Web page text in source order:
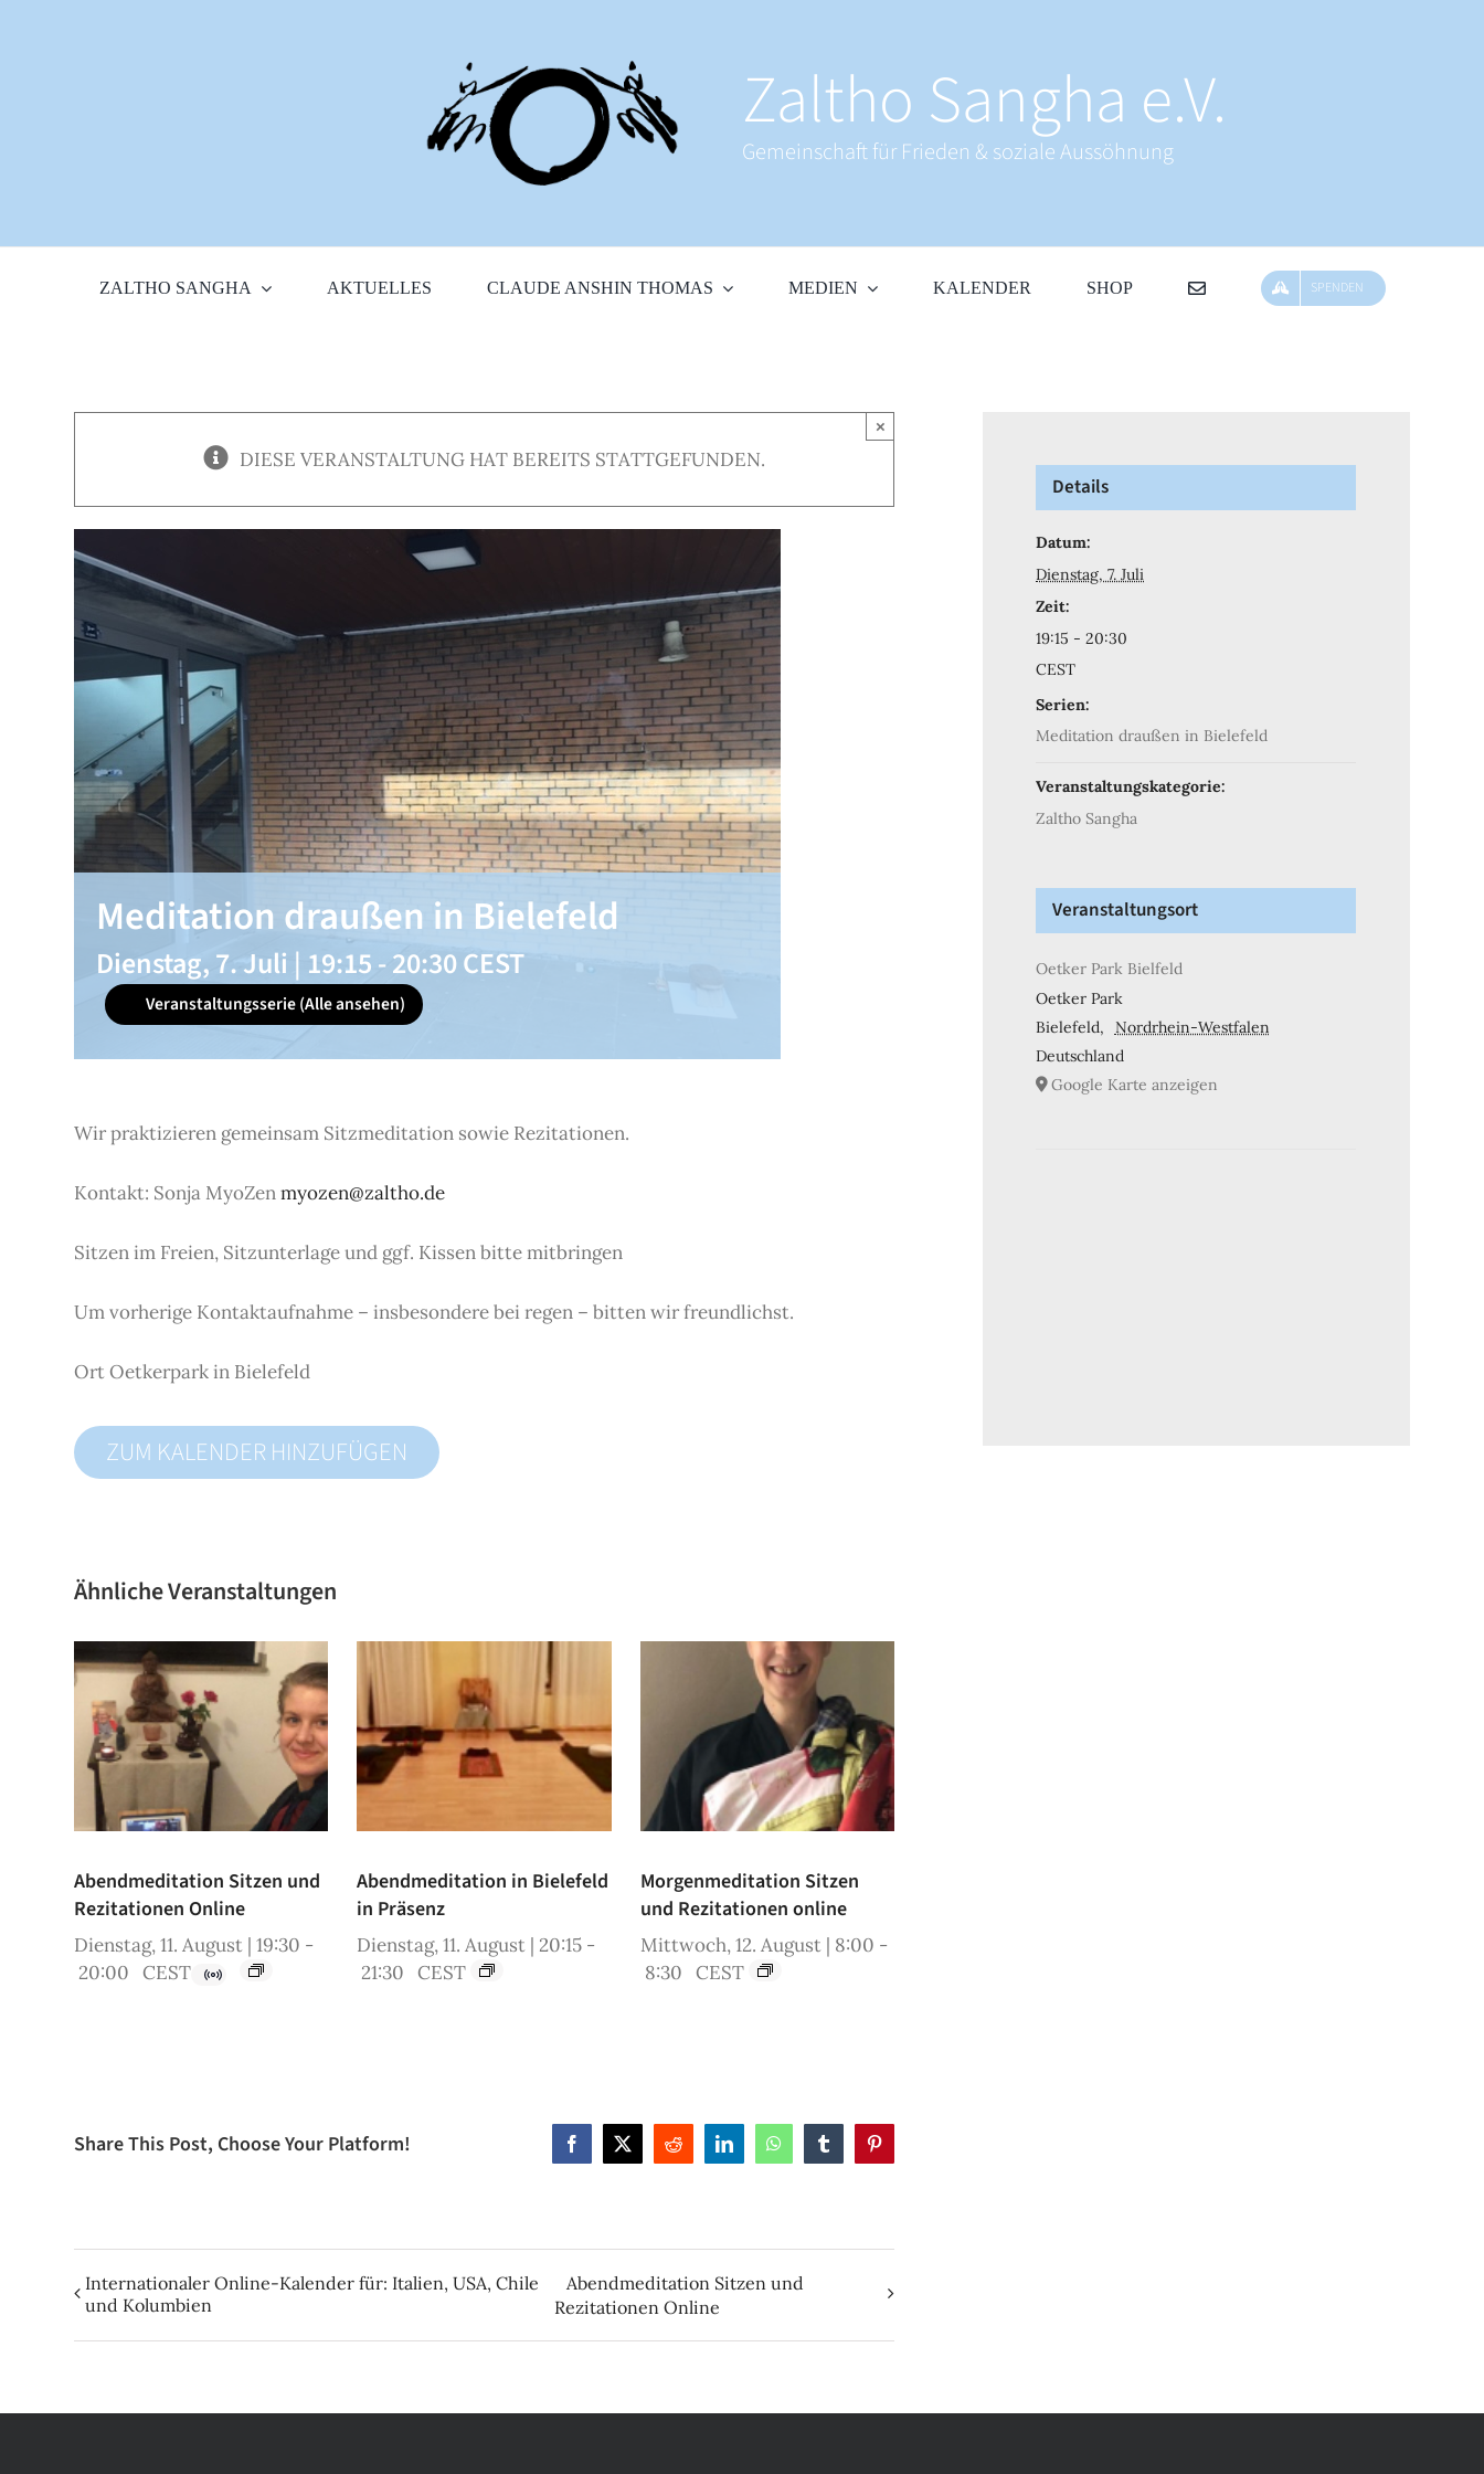
Zaltho Sangha e.V.
Gemeinschaft für Frieden & soziale Aussöhnung
ZALTHO SANGHA AKTUELLES CLAUDE ANSHIN THOMAS MEDIEN KALENDER SHOP SPENDEN
DIESE VERANSTALTUNG HAT BEREITS STATTGEFUNDEN.
×
Meditation draußen in Bielefeld
Dienstag, 7. Juli | 19:15-20:30CEST
Veranstaltungsserie(Alle ansehen)
Wir praktizieren gemeinsam Sitzmeditation sowie Rezitationen.
Kontakt: Sonja MyoZenmyozen@zaltho.de
Sitzen im Freien, Sitzunterlage und ggf. Kissen bitte mitbringen
Um vorherige Kontaktaufnahme – insbesondere bei regen – bitten wir freundlichst.
OrtOetkerpark in Bielefeld
ZUM KALENDER HINZUFÜGEN
Ähnliche Veranstaltungen
Abendmeditation Sitzen und
Rezitationen Online
Dienstag, 11. August | 19:30 -
20:00 CEST
Abendmeditation in Bielefeld
in Präsenz
Dienstag, 11. August | 20:15 -
21:30
CEST
Morgenmeditation Sitzen
und Rezitationen online
Mittwoch, 12. August | 8:00 -
8:30 CEST
Share This Post, Choose Your Platform! Facebook
X Reddit LinkedInWhatsAppTumblrPinterest
Internationaler Online-Kalender für: Italien, USA, Chile
und Kolumbien
Abendmeditation Sitzen und
Rezitationen Online
Details
Datum:
Dienstag, 7. Juli
Zeit:
19:15 - 20:30
CEST
Serien:
Meditation draußen in Bielefeld
Veranstaltungskategorie:
Zaltho Sangha
Veranstaltungsort
Oetker Park Bielfeld
Oetker Park
Bielefeld,
Nordrhein-Westfalen
Deutschland
Google Karte anzeigen